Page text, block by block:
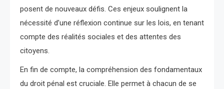
posent de nouveaux défis. Ces enjeux soulignent la
nécessité d’une réflexion continue sur les lois, en tenant
compte des réalités sociales et des attentes des
citoyens.
En fin de compte, la compréhension des fondamentaux
du droit pénal est cruciale. Elle permet à chacun de se